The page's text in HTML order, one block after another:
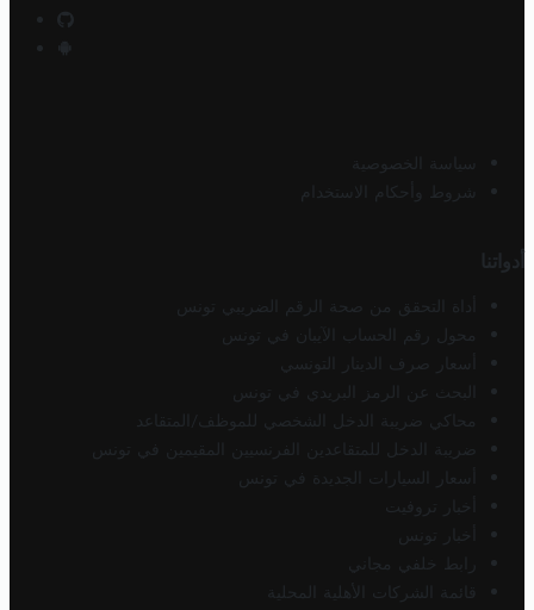
سياسة الخصوصية
شروط وأحكام الاستخدام
أدواتنا
أداة التحقق من صحة الرقم الضريبي تونس
محول رقم الحساب الآيبان في تونس
أسعار صرف الدينار التونسي
البحث عن الرمز البريدي في تونس
محاكي ضريبة الدخل الشخصي للموظف/المتقاعد
ضريبة الدخل للمتقاعدين الفرنسيين المقيمين في تونس
أسعار السيارات الجديدة في تونس
أخبار تروفيت
أخبار تونس
رابط خلفي مجاني
قائمة الشركات الأهلية المحلية